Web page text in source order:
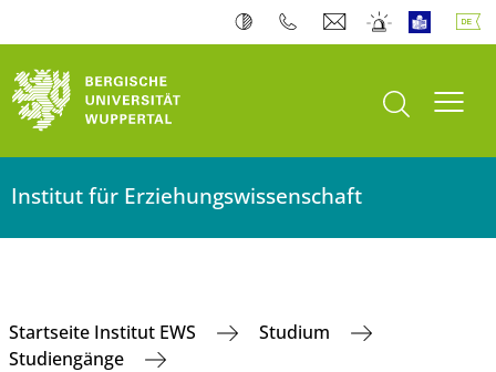
Suche öffnen
Institut für Erziehungswissenschaft
Startseite Institut EWS
Studium
Studiengänge